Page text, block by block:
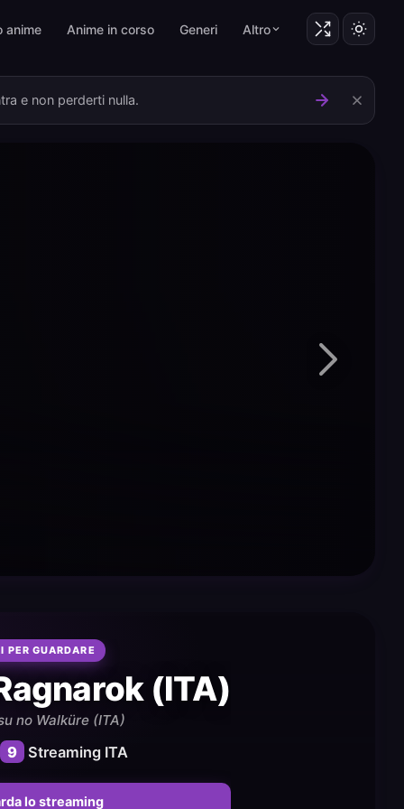
anime Anime in corso Generi Altro
e non perderti nulla.
PER GUARDARE
(ITA)
no Walküre (ITA)
9 Streaming ITA
lo streaming